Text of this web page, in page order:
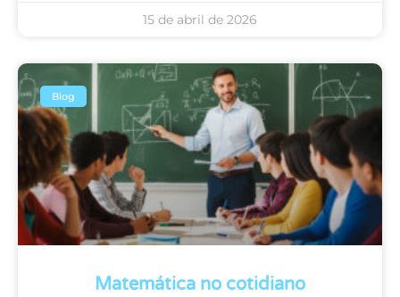
15 de abril de 2026
Blog
Matemática no cotidiano